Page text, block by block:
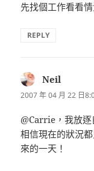
先找個工作看看
REPLY
Neil
示:
2007 年 04 月 22 日
@Carrie，我放逐
相信現在的狀況
來的一天！